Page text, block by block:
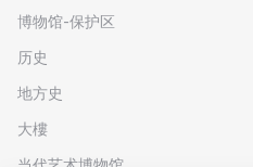
博物馆-保护区
历史
地方史
大樓